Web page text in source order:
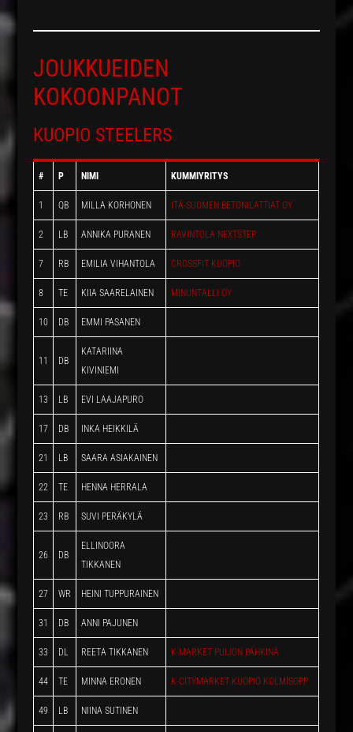
JOUKKUEIDEN
KOKOONPANOT
KUOPIO STEELERS
# P NIMI KUMMIYRITYS
1 QB MILLA KORHONEN ITÄ-SUOMEN BETONILATTIAT OY
2 LB ANNIKA PURANEN RAVINTOLA NEXTSTEP
7 RB EMILIA VIHANTOLA CROSSFIT KUOPIO
8 TE KIIA SAARELAINEN MINUNTALLI OY
10 DB EMMI PASANEN
11 DB
KATARIINA
KIVINIEMI
13 LB EVI LAAJAPURO
17 DB INKA HEIKKILÄ
21 LB SAARA ASIAKAINEN
22 TE HENNA HERRALA
23 RB SUVI PERÄKYLÄ
26 DB
ELLINOORA
TIKKANEN
27 WR HEINI TUPPURAINEN
31 DB ANNI PAJUNEN
33 DL REETA TIKKANEN K-MARKET PUIJON PÄHKINÄ
44 TE MINNA ERONEN K-CITYMARKET KUOPIO KOLMISOPP
49 LB NIINA SUTINEN